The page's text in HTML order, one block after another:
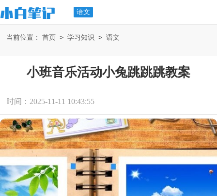
语文
当前位置： 首页 > 学习知识 > 语文
小班音乐活动小兔跳跳跳教案
时间：2025-11-11 10:43:55